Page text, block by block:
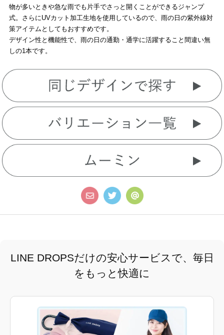
物が多いときや急な雨でも片手でさっと開くことができるジャンプ
式。さらにUVカット加工生地を使用しているので、雨の日の紫外線対
策アイテムとしてもおすすめです。
デザイン性と機能性で、雨の日の通勤・通学に活躍すること間違い無
しの1本です。
LINE DROPSだけの安心サービスで、毎日
をもっと快適に